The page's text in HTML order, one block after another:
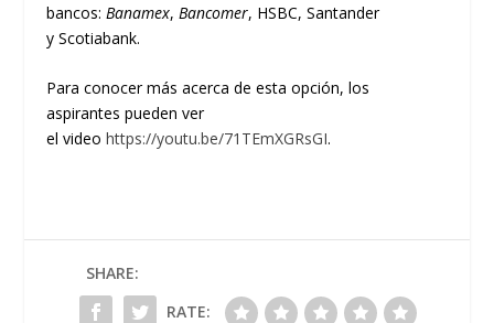
bancos: Banamex, Bancomer, HSBC, Santander
yScotiabank.
Para conocer más acerca de esta opción, los
aspirantes pueden ver
elvideohttps://youtu.be/71TEmXGRsGI.
SHARE:
RATE: